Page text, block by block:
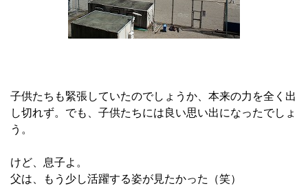
子供たちも緊張していたのでしょうか、本来の力を全く出
し切れず。でも、子供たちには良い思い出になったでしょ
う。
けど、息子よ。
父は、もう少し活躍する姿が見たかった（笑）